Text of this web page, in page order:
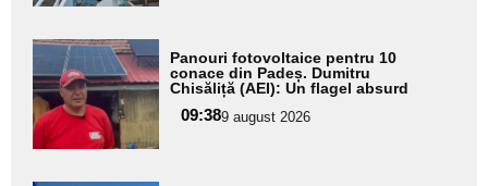
Adaugă
aici textul
pentru
subtitlu
Panouri fotovoltaice pentru 10
conace din Padeș. Dumitru
Chisăliță (AEI): Un flagel absurd
09:389 august 2026